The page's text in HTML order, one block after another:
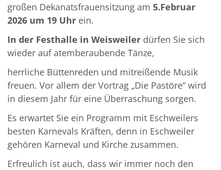
großen Dekanatsfrauensitzung am 5.Februar
2026 um 19 Uhr ein.
In der Festhalle in Weisweiler dürfen Sie sich
wieder auf atemberaubende Tänze,
herrliche Büttenreden und mitreißende Musik
freuen. Vor allem der Vortrag „Die Pastöre“ wird
in diesem Jahr für eine Überraschung sorgen.
Es erwartet Sie ein Programm mit Eschweilers
besten Karnevals Kräften, denn in Eschweiler
gehören Karneval und Kirche zusammen.
Erfreulich ist auch, dass wir immer noch den